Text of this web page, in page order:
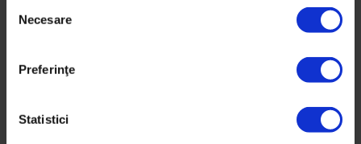
Necesare
Preferinţe
Statistici